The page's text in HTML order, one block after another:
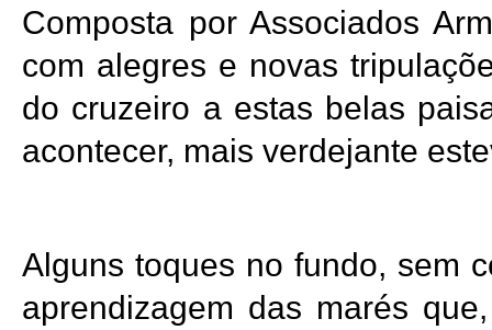
Composta por Associados
com alegres e novas
do cruzeiro a estas belas
acontecer, mais verdejante
Alguns toques no fundo, sem
aprendizagem das marés